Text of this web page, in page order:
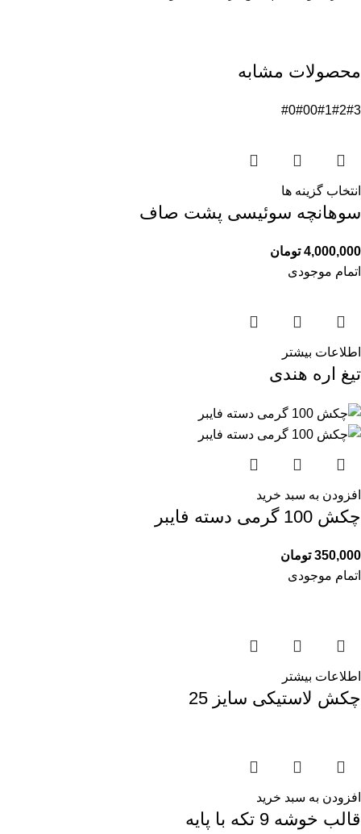
محصولات مشابه
#0#00#1#2#3
انتخاب گزینه ها
سوهانچه سوئیسی پشت صاف
4,000,000 تومان
اتمام موجودی
اطلاعات بیشتر
تیغ اره هندی
افزودن به سبد خرید
چکش 100 گرمی دسته فایبر
350,000 تومان
اتمام موجودی
اطلاعات بیشتر
چکش لاستیکی سایز 25
افزودن به سبد خرید
قالب خوشه 9 تکه با پایه